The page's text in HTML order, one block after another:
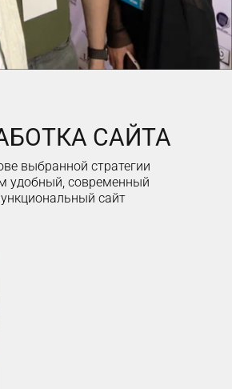
САЙТА
выбранной стратегии
удобный, современный
сайт